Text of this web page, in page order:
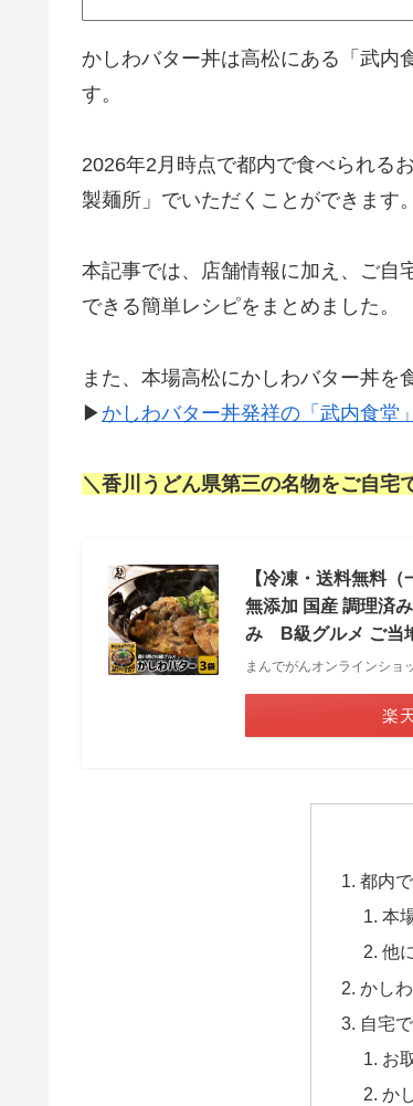
かしわバター丼は高松にある「武内
す。
2026年2月時点で都内で食べられる
製麺所」でいただくことができます。
本記事では、店舗情報に加え、ご自
できる簡単レシピをまとめました。
また、本場高松にかしわバター丼を
▶かしわバター丼発祥の「武内食堂
＼香川うどん県第三の名物をご自宅
【冷凍・送料無料
無添加 国産 調理済
み B級グルメ ご当
まんでがんオンラインショ
楽
都内
本
他
かし
自宅
お
か